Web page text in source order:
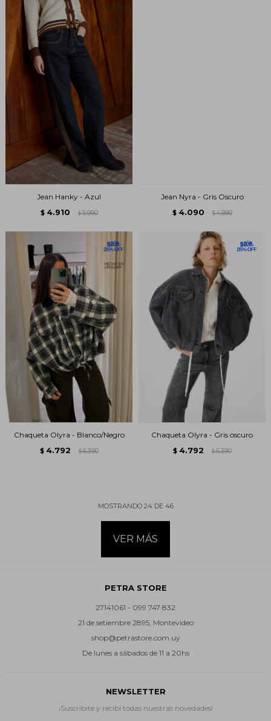
Jean Hanky - Azul
$ 4.910 $ 5.990
Jean Nyra - Gris Oscuro
$ 4.090 $ 4.990
Chaqueta Olyra - Blanco/Negro
$ 4.792 $ 6.390
Chaqueta Olyra - Gris oscuro
$ 4.792 $ 6.390
MOSTRANDO 24DE 46
VER MÁS
PETRA STORE
27141061 - 099 747 832
21 de setiembre 2895, Montevideo
shop@petrastore.com.uy
De lunes a sábados de 11 a 20hs
NEWSLETTER
¡Suscribite y recibí todas nuestras novedades!